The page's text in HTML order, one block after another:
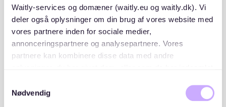
Waitly-services og domæner (waitly.eu og waitly.dk). Vi
deler også oplysninger om din brug af vores website med
vores partnere inden for sociale medier,
annonceringspartnere og analysepartnere. Vores
partnere kan kombinere disse data med andre
cookies, hvis du fortsætter med at anvende vores
Nødvendig
Placeringer og lister